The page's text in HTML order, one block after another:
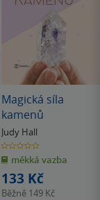
Magická síla
kamenů
Judy Hall
0.0
z
5
hvězdiček
měkká vazba
133 Kč
Běžně 149 Kč